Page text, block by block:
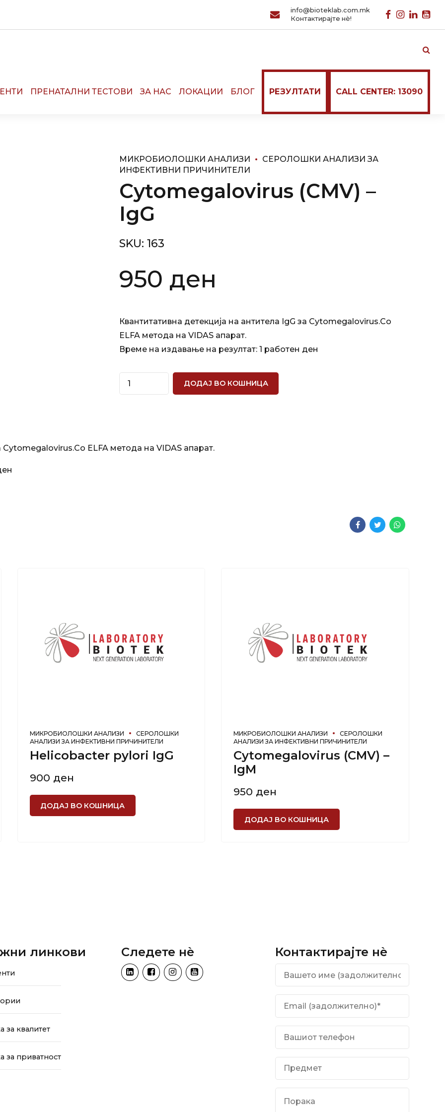
13090
info@bioteklab.com.mk
Контактирајте нѐ!
ПРЕНАТАЛНИ ТЕСТОВИ ЗА НАС ЛОКАЦИИ БЛОГ РЕЗУЛТАТИ CALL CENTER: 13090
МИКРОБИОЛОШКИ АНАЛИЗИ
СЕРОЛОШКИ АНАЛИЗИ ЗА
ИНФЕКТИВНИ ПРИЧИНИТЕЛИ
Cytomegalovirus (CMV) –
IgG
SKU: 163
950 ден
Квантитативна детекција на антитела IgG за Cytomegalovirus.Со
ELFA метода на VIDAS апарат.
Време на издавање на резултат: 1 работен ден
Quantity
ДОДАЈ ВО КОШНИЦА
Cytomegalovirus.Со ELFA метода на VIDAS апарат.
МИКРОБИОЛОШКИ АНАЛИЗИ
СЕРОЛОШКИ
АНАЛИЗИ ЗА ИНФЕКТИВНИ ПРИЧИНИТЕЛИ
Helicobacter pylori IgG
900 ден
ДОДАЈ ВО КОШНИЦА
МИКРОБИОЛОШКИ АНАЛИЗИ
СЕРОЛОШКИ
АНАЛИЗИ ЗА ИНФЕКТИВНИ ПРИЧИНИТЕЛИ
Cytomegalovirus (CMV) –
IgM
950 ден
ДОДАЈ ВО КОШНИЦА
линкови
за квалитет
за приватност
Следете нѐ Контактирајте нѐ